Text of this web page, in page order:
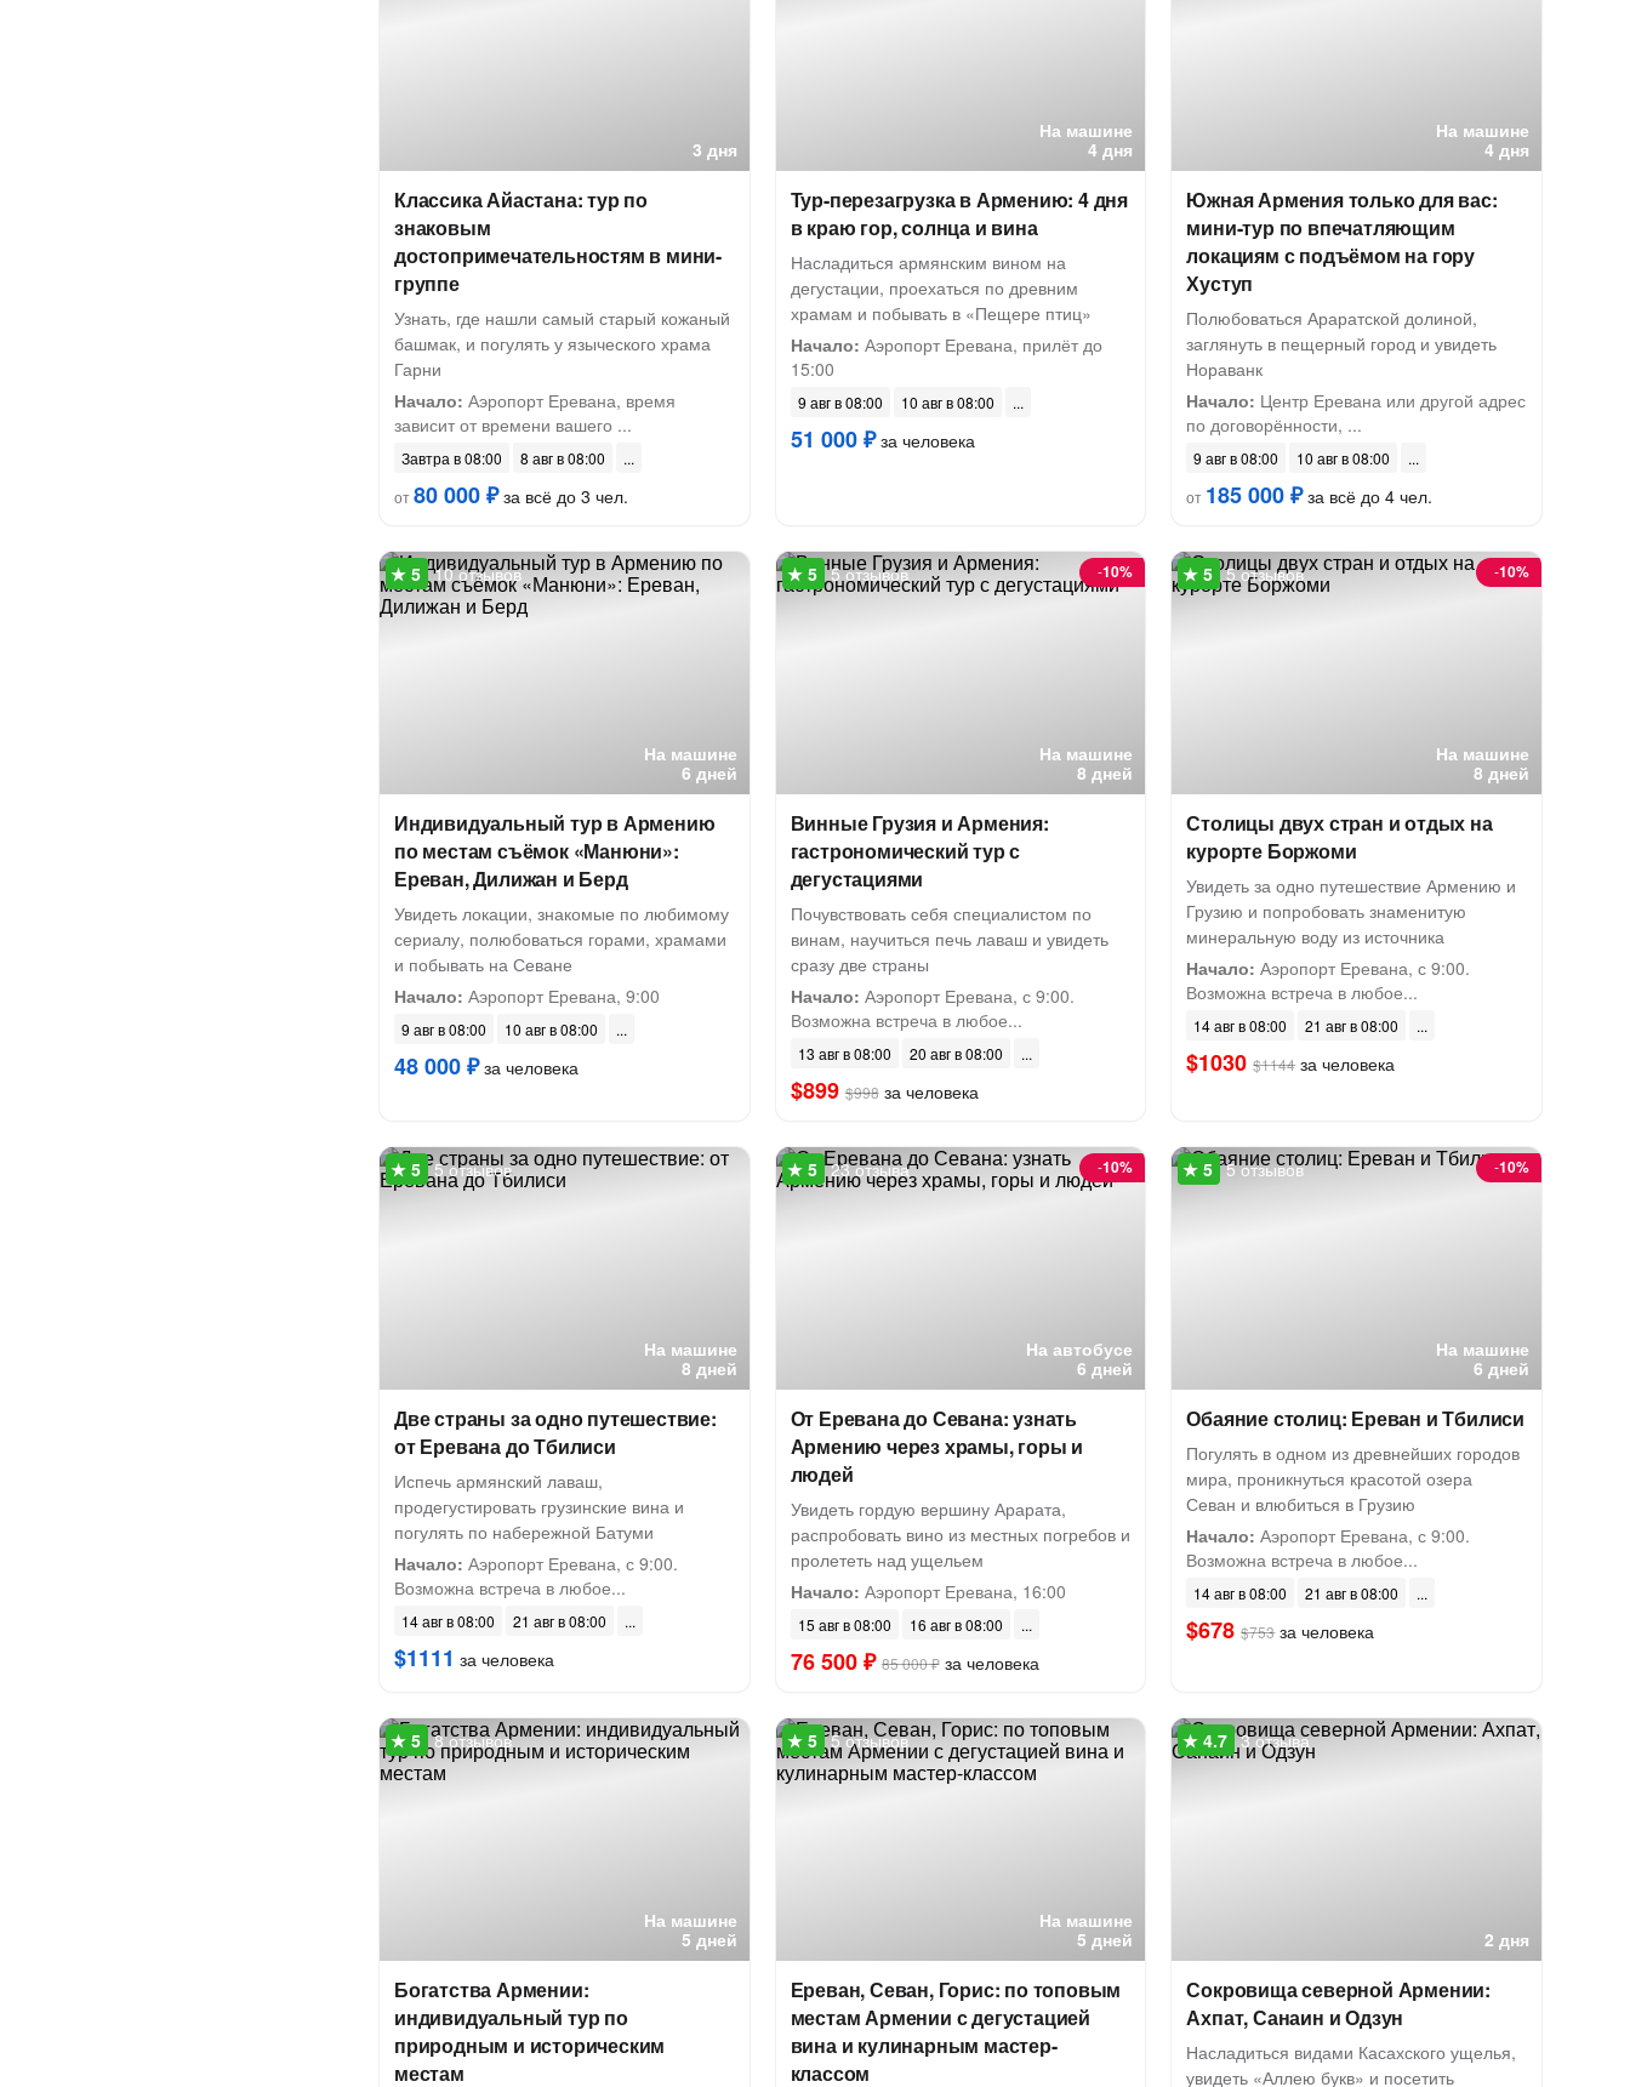
3 дня
Классика Айастана: тур по
знаковым
достопримечательностям в мини-
группе
Узнать, где нашли самый старый кожаный
башмак, и погулять у языческого храма
Гарни
Начало: Аэропорт Еревана, время
зависит от времени вашего ...
Завтра в 08:00
8 авг в 08:00
от80 000 ₽за всё до 3 чел.
На машине
4 дня
Тур-перезагрузка в Армению: 4 дня
в краю гор, солнца и вина
Насладиться армянским вином на
дегустации, проехаться по древним
храмам и побывать в «Пещере птиц»
Начало: Аэропорт Еревана, прилёт до
15:00
9 авг в 08:00 10 авг в 08:00
51 000 ₽за человека
На машине
4 дня
Южная Армения только для вас:
мини-тур по впечатляющим
локациям с подъёмом на гору
Хуступ
Полюбоваться Араратской долиной,
заглянуть в пещерный город и увидеть
Нораванк
Начало: Центр Еревана или другой адрес
по договорённости, ...
9 авг в 08:00
10 авг в 08:00
от 185 000 ₽за всё до 4 чел.
На машине
6 дней
10 отзывов
Индивидуальный тур в Армению
по местам съёмок «Манюни»:
Ереван, Дилижан и Берд
Увидеть локации, знакомые по любимому
сериалу, полюбоваться горами, храмами
и побывать на Севане
Начало: Аэропорт Еревана, 9:00
9 авг в 08:00 10 авг в 08:00
48 000 ₽за человека
На машине
8 дней
-10%
5 отзывов
Винные Грузия и Армения:
гастрономический тур с
дегустациями
Почувствовать себя специалистом по
винам, научиться печь лаваш и увидеть
сразу две страны
Начало: Аэропорт Еревана, с 9:00.
Возможна встреча в любое...
13 авг в 08:00 20 авг в 08:00
$899 $998за человека
На машине
8 дней
-10%
5 отзывов
Столицы двух стран и отдых на
курорте Боржоми
Увидеть за одно путешествие Армению и
Грузию и попробовать знаменитую
минеральную воду из источника
Начало: Аэропорт Еревана, с 9:00.
Возможна встреча в любое...
14 авг в 08:00 21 авг в 08:00
$1030 $1144за человека
На машине
8 дней
5 отзывов
Две страны за одно путешествие:
от Еревана до Тбилиси
Испечь армянский лаваш,
продегустировать грузинские вина и
погулять по набережной Батуми
Начало: Аэропорт Еревана, с 9:00.
Возможна встреча в любое...
14 авг в 08:00 21 авг в 08:00
$1111 за человека
На автобусе
6 дней
-10%
23 отзыва
От Еревана до Севана: узнать
Армению через храмы, горы и
людей
Увидеть гордую вершину Арарата,
распробовать вино из местных погребов и
пролететь над ущельем
Начало: Аэропорт Еревана, 16:00
15 авг в 08:00 16 авг в 08:00
76 500 ₽ 85 000 ₽за человека
На машине
6 дней
-10%
5 отзывов
Обаяние столиц: Ереван и Тбилиси
Погулять в одном из древнейших городов
мира, проникнуться красотой озера
Севан и влюбиться в Грузию
Начало: Аэропорт Еревана, с 9:00.
Возможна встреча в любое...
14 авг в 08:00 21 авг в 08:00
$678 $753за человека
На машине
5 дней
8 отзывов
Богатства Армении:
индивидуальный тур по
природным и историческим
местам
На машине
5 дней
5 отзывов
Ереван, Севан, Горис: по топовым
местам Армении с дегустацией
вина и кулинарным мастер-
классом
2 дня
3 отзыва
Сокровища северной Армении:
Ахпат, Санаин и Одзун
Насладиться видами Касахского ущелья,
увидеть «Аллею букв» и посетить